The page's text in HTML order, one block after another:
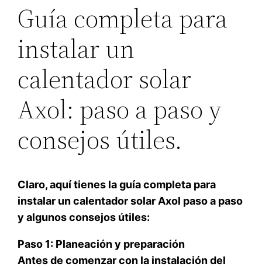
Guía completa para
instalar un
calentador solar
Axol: paso a paso y
consejos útiles.
Claro, aquí tienes la guía completa para
instalar un calentador solar Axol paso a paso
y algunos consejos útiles:
Paso 1: Planeación y preparación
Antes de comenzar con la instalación del